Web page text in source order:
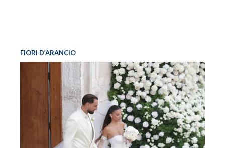
FIORI D’ARANCIO